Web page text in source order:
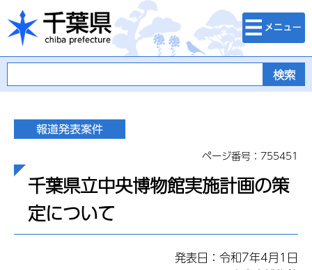
千葉県
検索・メニュ
ー
ページ番号：755451
千葉県立中央博物館実施計画の策
定について
発表日：令和7年4月1日